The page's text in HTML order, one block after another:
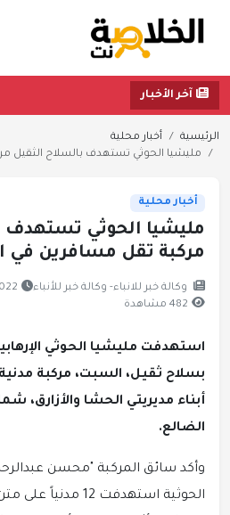
آخر الأخبار
الرئيسية
أخبار محلية
مليشيا الحوثي تستهدف بالسلاح الثقيل
أخبار محلية
مليشيا الحوثي تستهدف
مركبة تقل مسافرين في
وكالة خبر للانباء- وكالة خبر للأنباء
482 مشاهدة
استهدفت مليشيا الحوثي
بسلاح ثقيل، السبت، مركبة
أبناء مديريتي الحشا والأزارق،
الضالع.
وأكد سائق المركبة "محسن
الحوثية استهدفت 12